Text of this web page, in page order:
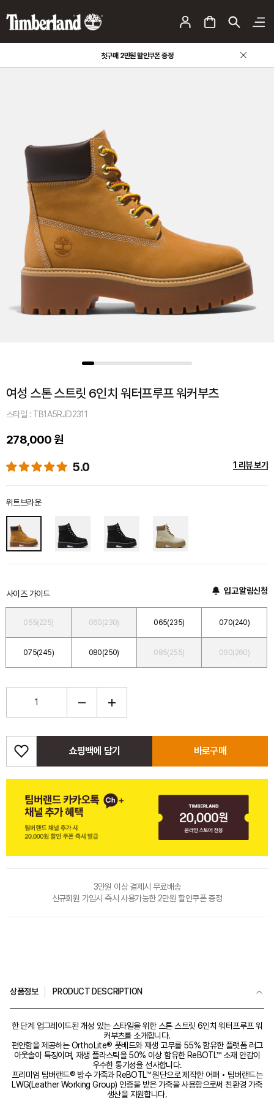
첫구매 2만원 할인쿠폰 증정
여성 스톤 스트릿 6인치 워터프루프 워커부츠
스타일 : TB1A5RJD2311
278,000 원
5.0 1 리뷰 보기
위트브라운
사이즈 가이드 입고 알림신청
055(225) 060(230) 065(235) 070(240)
075(245) 080(250) 085(255) 090(260)
쇼핑백에 담기 바로구매
3만원 이상 결제시 무료배송
신규회원 가입시 즉시 사용가능한 2만원 할인쿠폰 증정
상품정보 PRODUCT DESCRIPTION
한 단계 업그레이드된 개성 있는 스타일을 위한 스톤 스트릿 6인치 워터프루프 워
커부츠를 소개합니다.
편안함을 제공하는 OrthoLite® 풋베드와 재생 고무를 55% 함유한 플랫폼 러그
아웃솔이 특징이며, 재생 플라스틱을 50% 이상 함유한 ReBOTL™ 소재 안감이
우수한 통기성을 선사합니다.
프리미엄 팀버랜드® 방수 가죽과 ReBOTL™ 원단으로 제작한 어퍼 • 팀버랜드는
LWG(Leather Working Group) 인증을 받은 가죽을 사용함으로써 친환경 가죽
생산을 지원합니다.